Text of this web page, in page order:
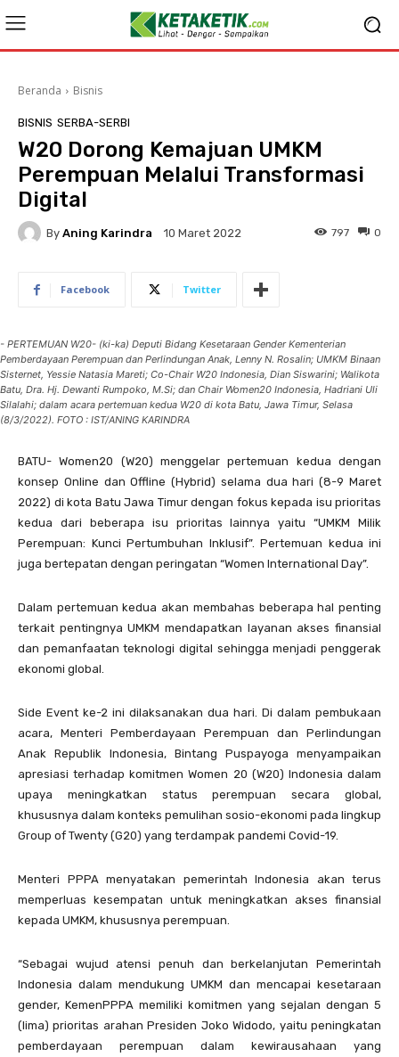
Beranda Bisnis
BISNIS SERBA-SERBI
W20 Dorong Kemajuan UMKM
Perempuan Melalui Transformasi
Digital
By Aning Karindra 10 Maret 2022 0
797
Facebook Twitter
- PERTEMUAN W20- (ki-ka) Deputi Bidang Kesetaraan Gender Kementerian
Pemberdayaan Perempuan dan Perlindungan Anak, Lenny N. Rosalin; UMKM Binaan
Sisternet, Yessie Natasia Mareti; Co-Chair W20 Indonesia, Dian Siswarini; Walikota
Batu, Dra. Hj. Dewanti Rumpoko, M.Si; dan Chair Women20 Indonesia, Hadriani Uli
Silalahi; dalam acara pertemuan kedua W20 di kota Batu, Jawa Timur, Selasa
(8/3/2022). FOTO : IST/ANING KARINDRA
BATU- Women20 (W20) menggelar pertemuan kedua dengan
konsep Online dan Offline (Hybrid) selama dua hari (8-9 Maret
2022) di kota Batu Jawa Timur dengan fokus kepada isu prioritas
kedua dari beberapa isu prioritas lainnya yaitu “UMKM Milik
Perempuan: Kunci Pertumbuhan Inklusif”. Pertemuan kedua ini
juga bertepatan dengan peringatan “Women International Day”.
Dalam pertemuan kedua akan membahas beberapa hal penting
terkait pentingnya UMKM mendapatkan layanan akses finansial
dan pemanfaatan teknologi digital sehingga menjadi penggerak
ekonomi global.
Side Event ke-2 ini dilaksanakan dua hari. Di dalam pembukaan
acara, Menteri Pemberdayaan Perempuan dan Perlindungan
Anak Republik Indonesia, Bintang Puspayoga menyampaikan
apresiasi terhadap komitmen Women 20 (W20) Indonesia dalam
upaya meningkatkan status perempuan secara global,
khususnya dalam konteks pemulihan sosio-ekonomi pada lingkup
Group of Twenty (G20) yang terdampak pandemi Covid-19.
Menteri PPPA menyatakan pemerintah Indonesia akan terus
memperluas kesempatan untuk meningkatkan akses finansial
kepada UMKM, khususnya perempuan.
“Sebagai wujud atensi penuh dan berkelanjutan Pemerintah
Indonesia dalam mendukung UMKM dan mencapai kesetaraan
gender, KemenPPPA memiliki komitmen yang sejalan dengan 5
(lima) prioritas arahan Presiden Joko Widodo, yaitu peningkatan
pemberdayaan perempuan dalam kewirausahaan yang